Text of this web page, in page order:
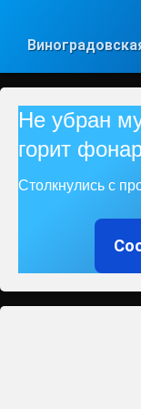
Не убран
горит
Столкнулись с